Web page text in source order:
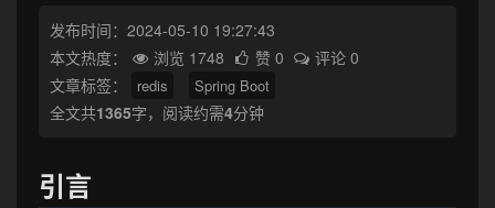
发布时间：2024-05-10 19:27:43
本文热度：
浏览 1748 赞 0
评论 0
文章标签：
redis Spring Boot
全文共1365字，阅读约需4分钟
引言